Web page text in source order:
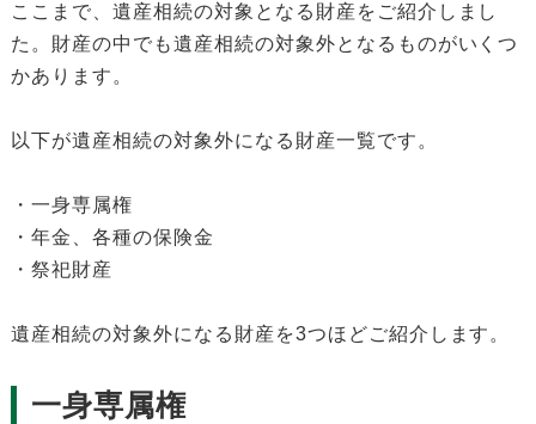
ここまで、遺産相続の対象となる財産をご紹介しまし
た。財産の中でも遺産相続の対象外となるものがいくつ
かあります。
以下が遺産相続の対象外になる財産一覧です。
・一身専属権
・年金、各種の保険金
・祭祀財産
遺産相続の対象外になる財産を3つほどご紹介します。
一身専属権